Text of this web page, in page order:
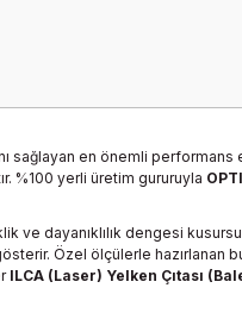
sağlayan en önemli performans
%100 yerli üretim gururuyla
ve dayanıklılık dengesi
Özel ölçülerle hazırlanan
ILCA (Laser) Yelken Çıtası